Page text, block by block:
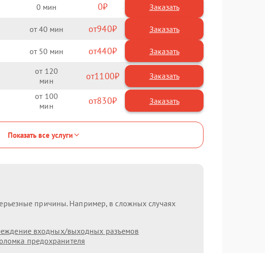
0 0 Заказать
40 940
50 440
120 1100
100 830
Показать все услуги
причины. Например, в сложных случаях
входных/выходных разъемов
предохранителя